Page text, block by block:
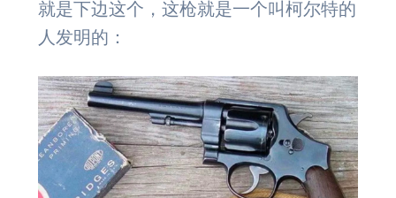
就是下边这个，这枪就是一个叫柯尔特的
人发明的：